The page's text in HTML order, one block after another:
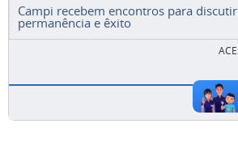
Campi recebem encontros para discutir
permanência e êxito